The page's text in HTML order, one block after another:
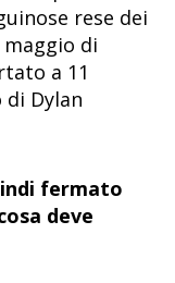
rese dei
maggio di
a 11
Dylan
fermato
deve